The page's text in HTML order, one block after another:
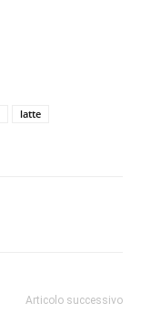
latte
Articolo successivo